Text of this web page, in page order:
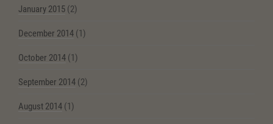
January 2015 (2)
December 2014 (1)
October 2014 (1)
September 2014 (2)
August 2014 (1)